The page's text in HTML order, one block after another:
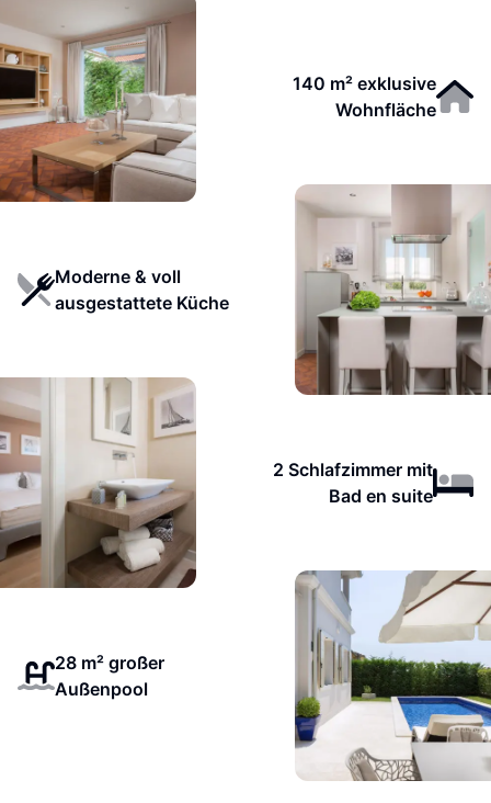
140 m² exklusive
Wohnfläche
Moderne & voll
ausgestattete Küche
2 Schlafzimmer mit
Bad en suite
28 m² großer
Außenpool